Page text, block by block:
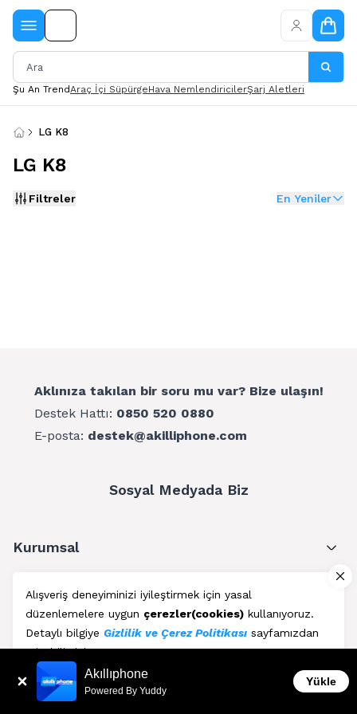
Alışveriş deneyiminizi iyileştirmek için yasal
düzenlemelere uygun çerezler(cookies) kullanıyoruz.
Detaylı bilgiye Gizlilik ve Çerez Politikası sayfamızdan
erişebilirsiniz.
Kabul Et
Şu An TrendAraç İçi SüpürgeHava NemlendiricilerŞarj Aletleri
LG K8
LG K8
Filtreler En Yeniler
Aklınıza takılan bir soru mu var? Bize ulaşın!
Destek Hattı: 0850 520 0880
E-posta: destek@akilliphone.com
Sosyal Medyada Biz
Kurumsal
Müşteri Hizmetleri
Üyelik
Blog Akıllıphone
Powered By Yuddy
Yükle